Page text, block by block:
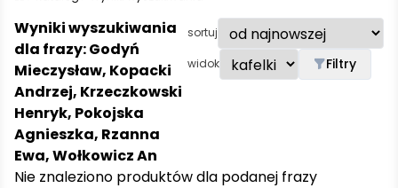
Wyniki wyszukiwania
dla frazy: Godyń
Mieczysław, Kopacki
Andrzej, Krzeczkowski
Henryk, Pokojska
Agnieszka, Rzanna
Ewa, Wołkowicz An
sortuj
widok Filtry
Nie znaleziono produktów dla podanej frazy